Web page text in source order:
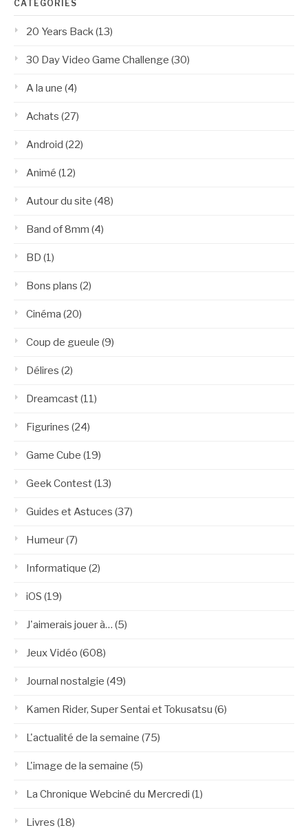
CATÉGORIES
20 Years Back(13)
30 Day Video Game Challenge (30)
A la une (4)
Achats (27)
Android (22)
Animé (12)
Autour du site (48)
Band of 8mm (4)
BD (1)
Bons plans (2)
Cinéma (20)
Coup de gueule (9)
Délires (2)
Dreamcast(11)
Figurines (24)
Game Cube (19)
Geek Contest(13)
Guides et Astuces (37)
Humeur(7)
Informatique (2)
iOS (19)
J'aimerais jouer à… (5)
Jeux Vidéo (608)
Journal nostalgie (49)
Kamen Rider, Super Sentai et Tokusatsu (6)
L'actualité de la semaine (75)
L'image de la semaine (5)
La Chronique Webciné du Mercredi (1)
Livres (18)